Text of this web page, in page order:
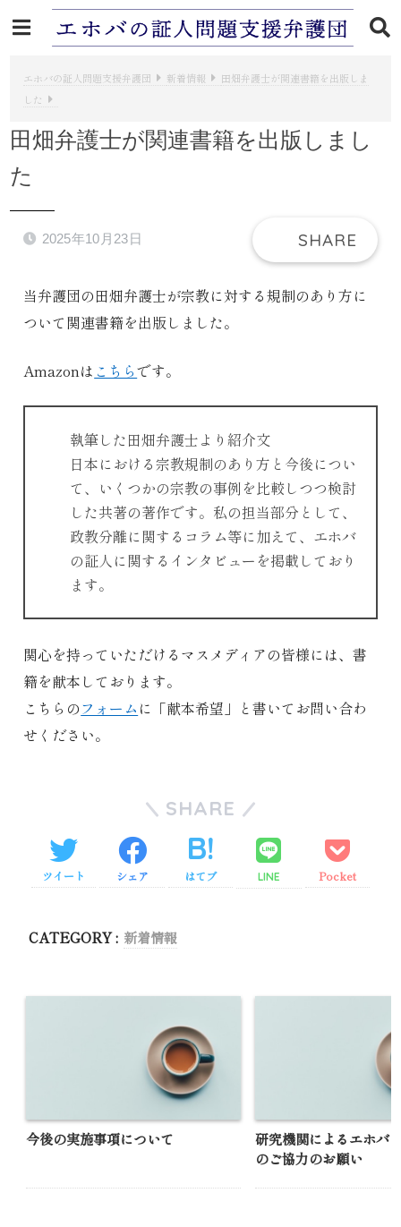
エホバの証人問題支援弁護団 新着情報
田畑弁護士が関連書籍を出版しま
した
田畑弁護士が関連書籍を出版しまし
た
2025年10月23日
当弁護団の田畑弁護士が宗教に対する規制のあり方に
ついて関連書籍を出版しました。
Amazonは こちらです。
執筆した田畑弁護士より紹介文
日本における宗教規制のあり方と今後につい
て、いくつかの宗教の事例を比較しつつ検討
した共著の著作です。私の担当部分として、
政教分離に関するコラム等に加えて、エホバ
の証人に関するインタビューを掲載しており
ます。
関心を持っていただけるマスメディアの皆様には、書
籍を献本しております。
こちらのフォーム に「献本希望」と書いてお問い合わ
せください。
SHARE
ツイート シェア はてブ LINE Pocket
CATEGORY : 新着情報
今後の実施事項について
研究機関によるエホバ
のご協力のお願い